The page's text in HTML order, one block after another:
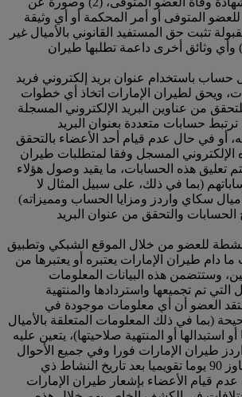
للعضو المتوفى أو أمر المحكمة أو أي وثيقة
تثبت حق المستفيد القانوني بالأميال غير
المستخدمة، (3) وأي وثائق أخرى داعمة تطلبها طيران
باستخدام عنوان بريد إلكتروني فريد
ويحق لطيران الإمارات اتخاذ أي خطوات
من عناوين البريد الإلكتروني المسجلة
حسابات متعددة بعنوان البريد
أو في حال عدم قيام أحد الأعضاء بالتحقق
الإلكتروني المسجل وفقا لمتطلبات طيران
تعليق هذه الحسابات، ما يقيد وصول هؤلاء
(بما في ذلك، على سبيل المثال لا
سكاي واردز ومزايا الحساب ومميزاته)
والتحقق من عنوان البريد
للعضو من خلال الموقع الشبكي وتطبيق
ما دام طيران الإمارات يعتبره أو يعتبرها من
وستتضمن هذه البيانات المعلومات
التي تم تجميعها واستردادها والمنتهية
العضو أن أي معلومات موجودة في
(بما في ذلك المعلومات المتعلقة بالأميال
أو استبدالها أو المنتهية صلاحيتها)، يتعين عليه
طيران الإمارات فورا وفي جميع الأحوال
في موعد لا يتجاوز 90 يوما تقويميا بعد تاريخ النشاط ذي
قيام الأعضاء بإشعار طيران الإمارات